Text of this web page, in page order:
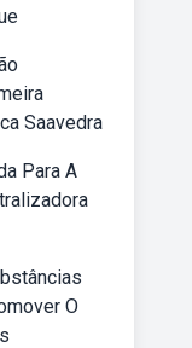
Saavedra
Para A
O